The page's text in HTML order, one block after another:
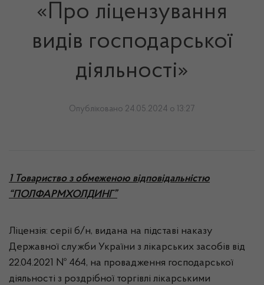
«Про ліцензування
видів господарської
діяльності»
Опубліковано 24.05.2024 о 13:27
1 Товариство з обмеженою відповідальністю
“ПОЛФАРМХОЛДИНГ”
Ліцензія: серії б/н, видана на підставі наказу
Державної служби України з лікарських засобів від
22.04.2021 № 464, на провадження господарської
діяльності з роздрібної торгівлі лікарськими